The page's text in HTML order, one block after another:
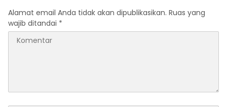
Alamat email Anda tidak akan dipublikasikan. Ruas yang
wajib ditandai *